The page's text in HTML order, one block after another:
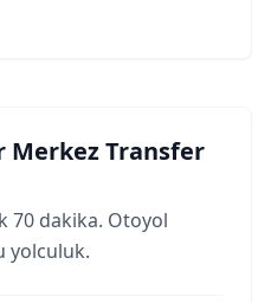
Merkez Transfer
70 dakika. Otoyol
yolculuk.